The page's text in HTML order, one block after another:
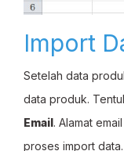
Import
Setelah data
data produk.
Email. Alamat
proses import data.